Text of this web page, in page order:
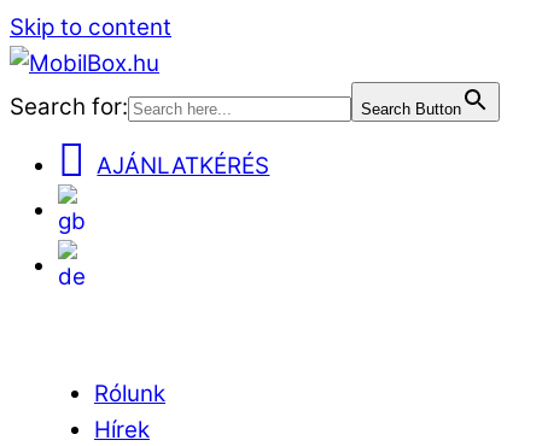
Skip to content
Search for: Search Button
AJÁNLATKÉRÉS
Rólunk
Hírek